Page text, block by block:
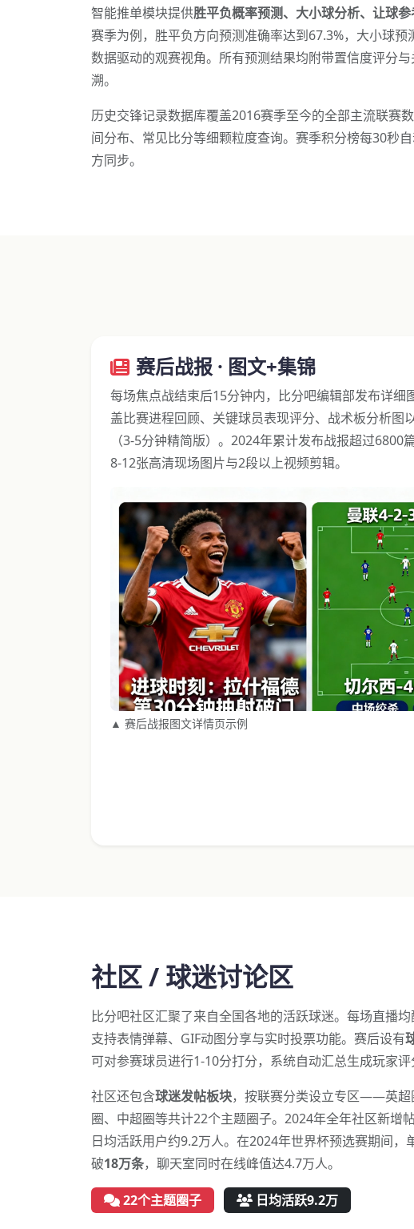
智能推单模块提供胜平负概率预测、大小球分析、让球参
赛季为例，胜平负方向预测准确率达到67.3%，大小球
数据驱动的观赛视角。所有预测结果均附带置信度评分
溯。
历史交锋记录数据库覆盖2016赛季至今的全部主流联赛
间分布、常见比分等细颗粒度查询。赛季积分榜每30秒
方同步。
赛后战报 · 图文+集锦
每场焦点战结束后15分钟内，比分吧编辑部发布详细
盖比赛进程回顾、关键球员表现评分、战术板分析图
（3-5分钟精简版）。2024年累计发布战报超过6800
8-12张高清现场图片与2段以上视频剪辑。
▲ 赛后战报图文详情页示例
社区 / 球迷讨论区
比分吧社区汇聚了来自全国各地的活跃球迷。每场直播
支持表情弹幕、GIF动图分享与实时投票功能。赛后设有
可对参赛球员进行1-10分打分，系统自动汇总生成玩家评
社区还包含球迷发帖板块，按联赛分类设立专区——英超
圈、中超圈等共计22个主题圈子。2024年全年社区新增
日均活跃用户约9.2万人。在2024年世界杯预选赛期间，
破18万条，聊天室同时在线峰值达4.7万人。
22个主题圈子 日均活跃9.2万